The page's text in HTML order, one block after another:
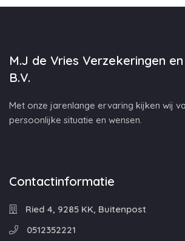
M.J de Vries Verzekeringen
B.V.
Met onze jarenlange ervaring kijken wij
persoonlijke situatie en wensen.
Contactinformatie
Ried 4, 9285 KK, Buitenpost
0512352221